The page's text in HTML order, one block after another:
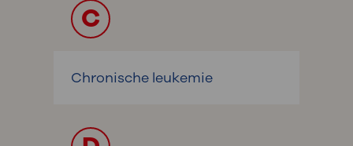
C
Chronische leukemie